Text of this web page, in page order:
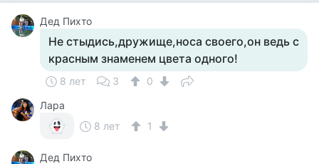
Дед Пихто
Не стыдись,дружище,носа своего,он ведь с
красным знаменем цвета одного!
8 лет 3
0
Лара
8 лет
1
Дед Пихто